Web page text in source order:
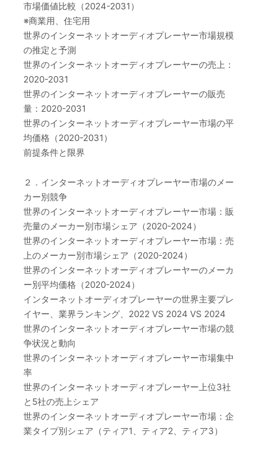
市場価値比較（2024-2031）
※商業用、住宅用
世界のインターネットオーディオプレーヤー市場規模
の推定と予測
世界のインターネットオーディオプレーヤーの売上：
2020-2031
世界のインターネットオーディオプレーヤーの販売
量：2020-2031
世界のインターネットオーディオプレーヤー市場の平
均価格（2020-2031）
前提条件と限界
２．インターネットオーディオプレーヤー市場のメー
カー別競争
世界のインターネットオーディオプレーヤー市場：販
売量のメーカー別市場シェア（2020-2024）
世界のインターネットオーディオプレーヤー市場：売
上のメーカー別市場シェア（2020-2024）
世界のインターネットオーディオプレーヤーのメーカ
ー別平均価格（2020-2024）
インターネットオーディオプレーヤーの世界主要プレ
イヤー、業界ランキング、2022 VS 2024 VS 2024
世界のインターネットオーディオプレーヤー市場の競
争状況と動向
世界のインターネットオーディオプレーヤー市場集中
率
世界のインターネットオーディオプレーヤー上位3社
と5社の売上シェア
世界のインターネットオーディオプレーヤー市場：企
業タイプ別シェア（ティア1、ティア2、ティア3）